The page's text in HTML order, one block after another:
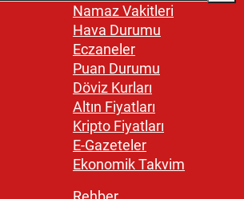
Namaz Vakitleri
Hava Durumu
Eczaneler
Puan Durumu
Döviz Kurları
Altın Fiyatları
Kripto Fiyatları
E-Gazeteler
Ekonomik Takvim